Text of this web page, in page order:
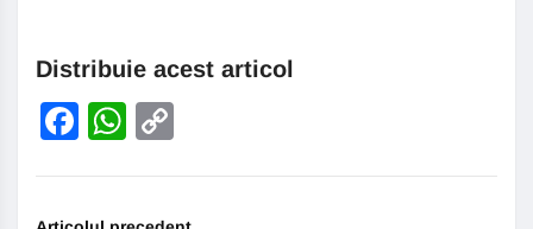
Distribuie acest articol
Facebook
WhatsApp